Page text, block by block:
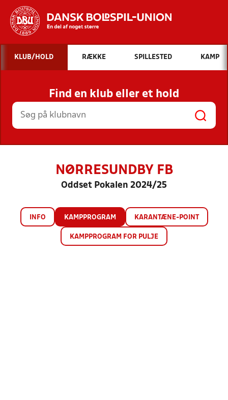
Hvad vil du søge efter?
INDHOLD OG NYHEDER
STILLINGER, RESULTATER, KLUBBER OG
HOLD
KLUB/HOLD RÆKKE SPILLESTED KAMP
Find en klub eller et hold
NØRRESUNDBY FB
Oddset Pokalen 2024/25
INFO KAMPPROGRAM KARANTÆNE-POINT
KAMPPROGRAM FOR PULJE